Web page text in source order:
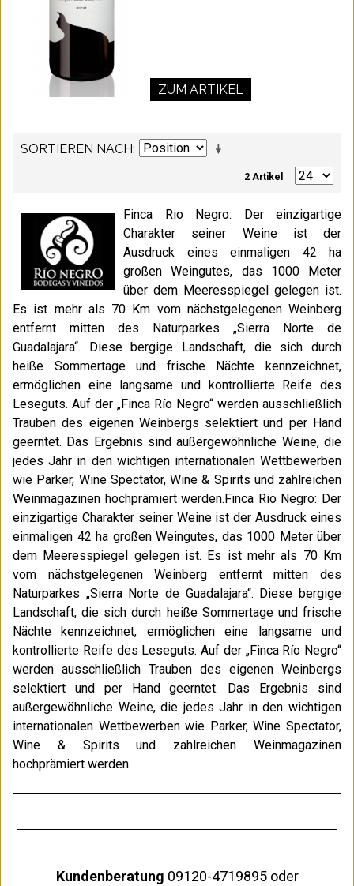
ZUM ARTIKEL
SORTIEREN NACH
2 Artikel
Finca Rio Negro: Der einzigartige
Charakter seiner Weine ist der
Ausdruck eines einmaligen 42 ha
großen Weingutes, das 1000 Meter
über dem Meeresspiegel gelegen ist.
Es ist mehr als 70 Km vom nächstgelegenen Weinberg
entfernt mitten des Naturparkes „Sierra Norte de
Guadalajara“. Diese bergige Landschaft, die sich durch
heiße Sommertage und frische Nächte kennzeichnet,
ermöglichen eine langsame und kontrollierte Reife des
Leseguts. Auf der „Finca Río Negro“ werden ausschließlich
Trauben des eigenen Weinbergs selektiert und per Hand
geerntet. Das Ergebnis sind außergewöhnliche Weine, die
jedes Jahr in den wichtigen internationalen Wettbewerben
wie Parker, Wine Spectator, Wine & Spirits und zahlreichen
Weinmagazinen hochprämiert werden.Finca Rio Negro: Der
einzigartige Charakter seiner Weine ist der Ausdruck eines
einmaligen 42 ha großen Weingutes, das 1000 Meter über
dem Meeresspiegel gelegen ist. Es ist mehr als 70 Km
vom nächstgelegenen Weinberg entfernt mitten des
Naturparkes „Sierra Norte de Guadalajara“. Diese bergige
Landschaft, die sich durch heiße Sommertage und frische
Nächte kennzeichnet, ermöglichen eine langsame und
kontrollierte Reife des Leseguts. Auf der „Finca Río Negro“
werden ausschließlich Trauben des eigenen Weinbergs
selektiert und per Hand geerntet. Das Ergebnis sind
außergewöhnliche Weine, die jedes Jahr in den wichtigen
internationalen Wettbewerben wie Parker, Wine Spectator,
Wine & Spirits und zahlreichen Weinmagazinen
hochprämiert werden.
Kundenberatung 09120-4719895 oder